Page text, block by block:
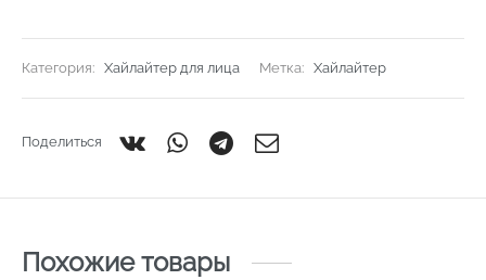
Категория: Хайлайтер для лица Метка: Хайлайтер
Поделиться
Похожие товары